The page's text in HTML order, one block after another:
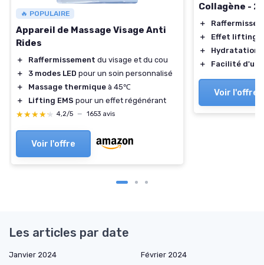
🔥 POPULAIRE
Appareil de Massage Visage Anti
Rides
＋ Raffermissement du visage et du cou
＋
3 modes LED pour un soin personnalisé
＋
Massage thermique à 45℃
＋
Lifting EMS pour un effet régénérant
★★★★★
★★★★★ 4,2/5 — 1653 avis
Voir l'offre
Collagène -
＋
＋
Effet lifting
＋
Hydratation
＋
Facilité
Voir l'offre
Les articles par date
Janvier 2024
Février 2024